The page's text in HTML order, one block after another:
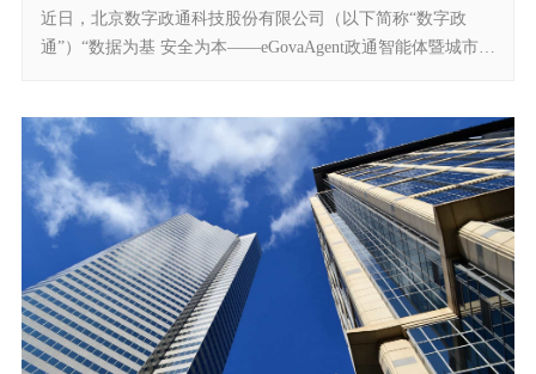
近日，北京数字政通科技股份有限公司（以下简称“数字政
通”）“数据为基 安全为本——eGovaAgent政通智能体暨城市治